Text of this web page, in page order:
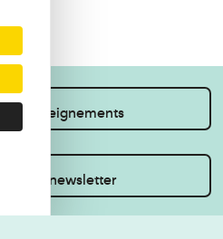
renseignements
à la newsletter